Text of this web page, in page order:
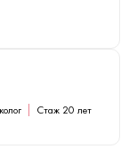
Стаж 20 лет